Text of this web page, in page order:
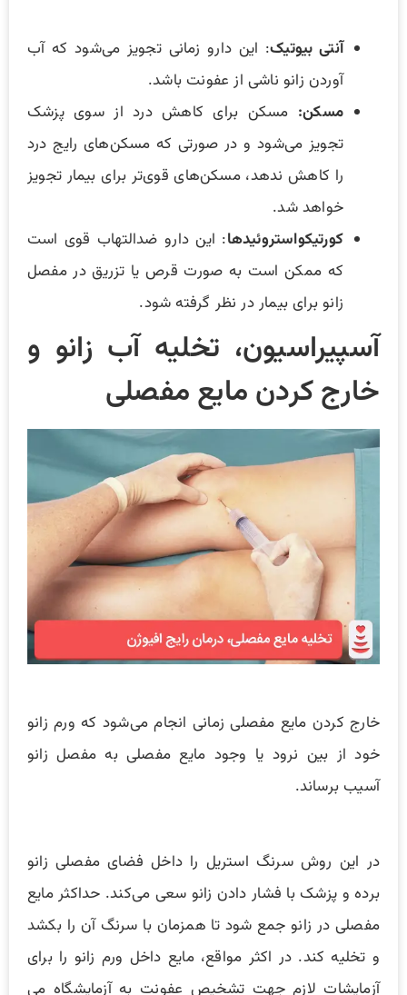
آنتی بیوتیک‌: این دارو زمانی تجویز می‌شود که آب
آوردن زانو ناشی از عفونت باشد.
مسکن‌: مسکن برای کاهش درد از سوی پزشک
تجویز می‌شود و در صورتی که مسکن‌های رایج درد
را کاهش ندهد، مسکن‌های قوی‌تر برای بیمار تجویز
خواهد شد.
کورتیکواستروئیدها: این دارو ضدالتهاب قوی است
که ممکن است به صورت قرص یا تزریق در مفصل
زانو برای بیمار در نظر گرفته شود.
آسپیراسیون، تخلیه آب زانو و
خارج کردن مایع مفصلی
خارج کردن مایع مفصلی زمانی انجام می‌شود که ورم زانو
خود از بین نرود یا وجود مایع مفصلی به مفصل زانو
آسیب برساند.
در این روش سرنگ استریل را داخل فضای مفصلی زانو
برده و پزشک با فشار دادن زانو سعی می­‌کند. حداکثر مایع
مفصلی در زانو جمع شود تا همزمان با سرنگ آن ­را بکشد
و تخلیه کند. در اکثر مواقع، مایع داخل ورم زانو را برای
آزمایشات لازم جهت تشخیص عفونت به آزمایشگاه می­‌